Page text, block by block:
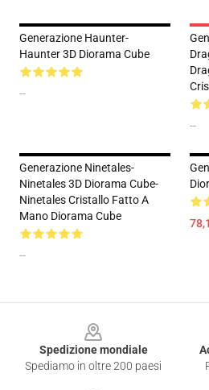
Generazione Haunter-
Haunter 3D Diorama Cube
--
--
Generazione Ninetales-
Ninetales 3D Diorama Cube-
Ninetales Cristallo Fatto A
Mano Diorama Cube
--
Spedizione mondiale
Spediamo in oltre 200 paesi